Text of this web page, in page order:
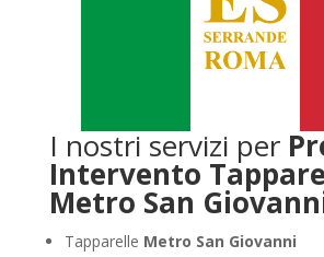
I nostri servizi per
Intervento
Metro San
Tapparelle Metro San Giovanni